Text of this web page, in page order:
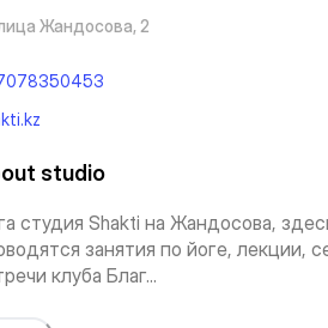
Жандосова, 2
studio
студия Shakti на Жандосова,
занятия по йоге, лекции,
клуба Благ...